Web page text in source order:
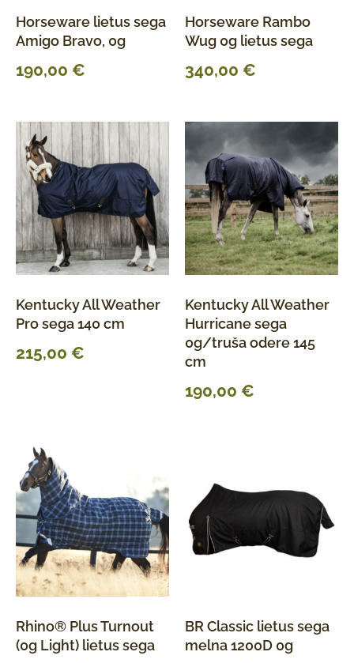
Horseware lietus sega
Amigo Bravo, 0g
190,00 €
Horseware Rambo
Wug 0g lietus sega
340,00 €
Kentucky All Weather
Pro sega 140 cm
215,00 €
Kentucky All Weather
Hurricane sega
0g/truša odere 145
cm
190,00 €
Rhino® Plus Turnout
(0g Light) lietus sega
BR Classic lietus sega
melna 1200D 0g